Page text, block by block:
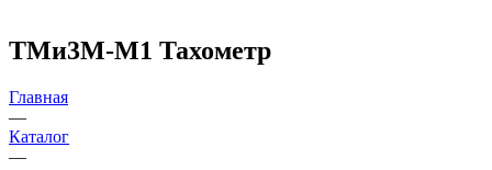
ТМи3М-М1 Тахометр
Главная
—
Каталог
—